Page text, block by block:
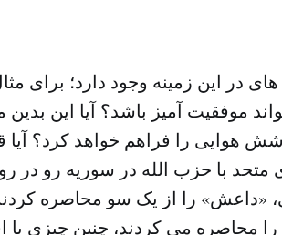
در این زمینه وجود دارد؛ برای
موفقیت آمیز باشد؟ آیا این بدین
هوایی را فراهم خواهد کرد؟
متحد با حزب الله در سوریه رو در
«داعش» را از یک سو محاصره
را محاصره می کردند، چنین چیزی